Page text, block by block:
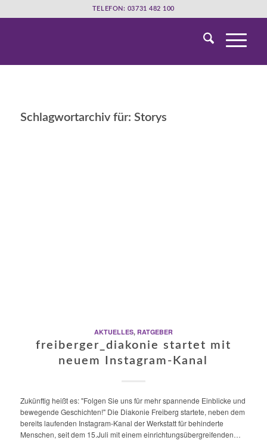
TELEFON: 03731 482 100
Schlagwortarchiv für: Storys
AKTUELLES, RATGEBER
freiberger_diakonie startet mit
neuem Instagram-Kanal
Zukünftig heißt es: "Folgen Sie uns für mehr spannende Einblicke und
bewegende Geschichten!" Die Diakonie Freiberg startete, neben dem
bereits laufenden Instagram-Kanal der Werkstatt für behinderte
Menschen, seit dem 15.Juli mit einem einrichtungsübergreifenden…